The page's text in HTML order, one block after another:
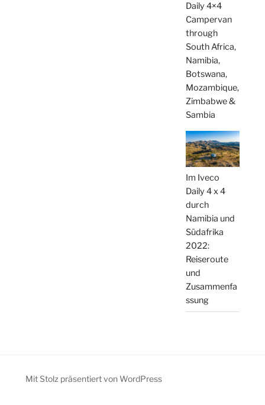
Daily 4×4
Campervan
through
South Africa,
Namibia,
Botswana,
Mozambique,
Zimbabwe &
Sambia
Im Iveco
Daily 4 x 4
durch
Namibia und
Südafrika
2022:
Reiseroute
und
Zusammenfa
ssung
Mit Stolz präsentiert von WordPress